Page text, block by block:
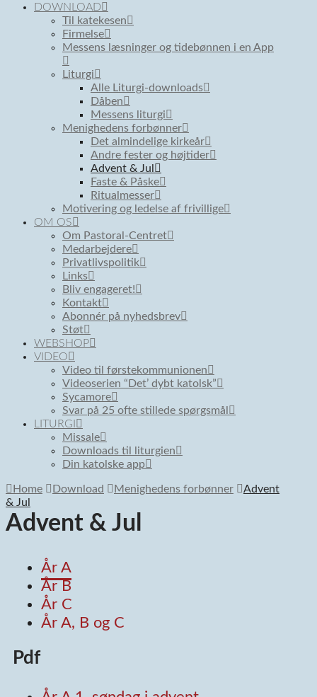
DOWNLOAD
Til katekesen
Firmelse
Messens læsninger og tidebønnen i en App
Liturgi
Alle Liturgi-downloads
Dåben
Messens liturgi
Menighedens forbønner
Det almindelige kirkeår
Andre fester og højtider
Advent & Jul
Faste & Påske
Ritualmesser
Motivering og ledelse af frivillige
OM OS
Om Pastoral-Centret
Medarbejdere
Privatlivspolitik
Links
Bliv engageret!
Kontakt
Abonnér på nyhedsbrev
Støt
WEBSHOP
VIDEO
Video til førstekommunionen
Videoserien “Det’ dybt katolsk”
Sycamore
Svar på 25 ofte stillede spørgsmål
LITURGI
Missale
Downloads til liturgien
Din katolske app
Home Download Menighedens forbønner
Advent
& Jul
Advent & Jul
År A
År B
År C
År A, B og C
Pdf